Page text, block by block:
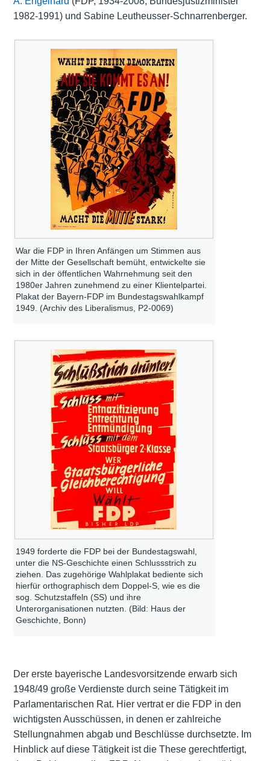
1982-1991) und Sabine Leutheusser-Schnarrenberger.
War die FDP in Ihren Anfängen um Stimmen aus
der Mitte der Gesellschaft bemüht, entwickelte sie
sich in der öffentlichen Wahrnehmung seit den
1980er Jahren zunehmend zu einer Klientelpartei.
Plakat der Bayern-FDP im Bundestagswahlkampf
1949. (Archiv des Liberalismus, P2-0069)
1949 forderte die FDP bei der Bundestagswahl,
unter die NS-Geschichte einen Schlussstrich zu
ziehen. Das zugehörige Wahlplakat bediente sich
hierfür orthographisch dem Doppel-S, wie es die
sog. Schutzstaffeln (SS) und ihre
Unterorganisationen nutzten. (Bild: Haus der
Geschichte, Bonn)
Der erste bayerische Landesvorsitzende erwarb sich
1948/49 große Verdienste durch seine Tätigkeit im
Parlamentarischen Rat. Hier vertrat er die FDP in den
wichtigsten Ausschüssen, in denen er zahlreiche
Stellungnahmen abgab und Beschlüsse durchsetzte. Im
Hinblick auf diese Tätigkeit ist die These gerechtfertigt,